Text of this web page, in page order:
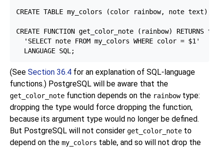
CREATE TABLE my_colors (color rainbow, note text);
CREATE FUNCTION get_color_note (rainbow) RETURNS
  'SELECT note FROM my_colors WHERE color = $1'
(See Section 36.4 for an explanation of SQL-language
functions.) PostgreSQL will be aware that the
get_color_note function depends on the rainbowtype:
dropping the type would force dropping the function,
because its argument type would no longer be defined.
But PostgreSQL will not consider get_color_note to
depend on the my_colors table, and so will not drop the